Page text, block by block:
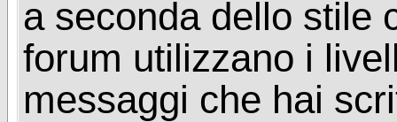
a seconda dello stile
forum utilizzano i
messaggi che hai